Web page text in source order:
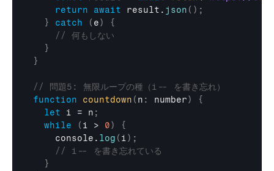
return
await result . json ( ) ;
}
catch ( e)
{
// 何もしない
}
}
// 問題5: 無限ループの種（i-- を書き忘れ）
function
countdown ( n : number)
{
let
i = n ;
while
( i > 0)
{
console . log ( i) ;
// i-- を書き忘れている
}